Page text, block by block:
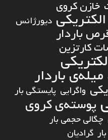
خازن کروی
دیورژانس
باردار
کارتزین
میله‌ی باردار
واگرایی پایستگی بار
پوسته‌ی کروی
چگالی حجمی بار
گرادیان